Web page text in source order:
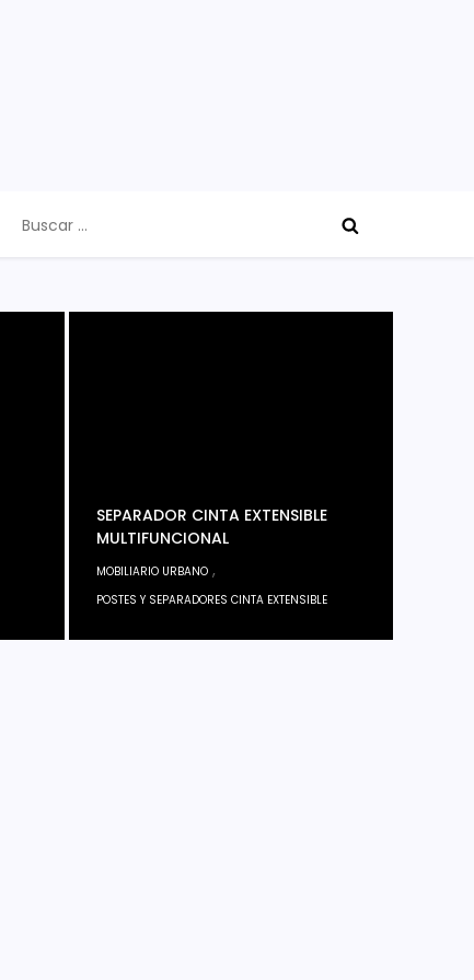
SEPARADOR CINTA EXTENSIBLE
MULTIFUNCIONAL
MOBILIARIO URBANO ,
POSTES Y SEPARADORES CINTA EXTENSIBLE